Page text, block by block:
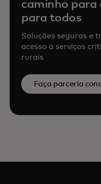
caminho para
para todos
Soluções seguras e
acesso a serviços
rurais
Faça parceria